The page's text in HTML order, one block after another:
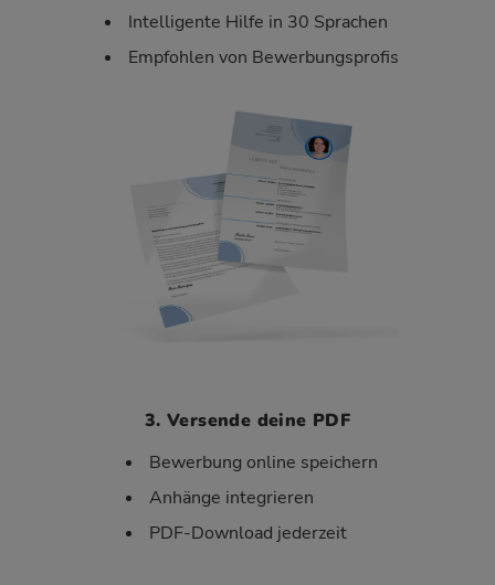
Intelligente Hilfe in 30 Sprachen
Empfohlen von Bewerbungsprofis
3. Versende deine PDF
Bewerbung online speichern
Anhänge integrieren
PDF-Download jederzeit